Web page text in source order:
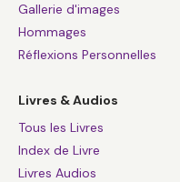
Gallerie d'images
Hommages
Réflexions Personnelles
Livres & Audios
Tous les Livres
Index de Livre
Livres Audios